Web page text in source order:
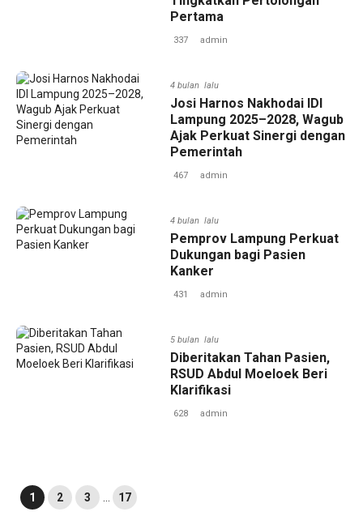
Pertama
337 admin
4 bulan lalu
Josi Harnos Nakhodai IDI
Lampung 2025–2028, Wagub
Ajak Perkuat Sinergi dengan
Pemerintah
467 admin
4 bulan lalu
Pemprov Lampung Perkuat
Dukungan bagi Pasien
Kanker
431 admin
5 bulan lalu
Diberitakan Tahan Pasien,
RSUD Abdul Moeloek Beri
Klarifikasi
628 admin
1 2 3 17